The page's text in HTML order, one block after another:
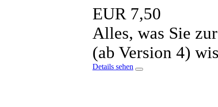
EUR7,50
Alles, was Sie
(ab Version 4)
Details sehen